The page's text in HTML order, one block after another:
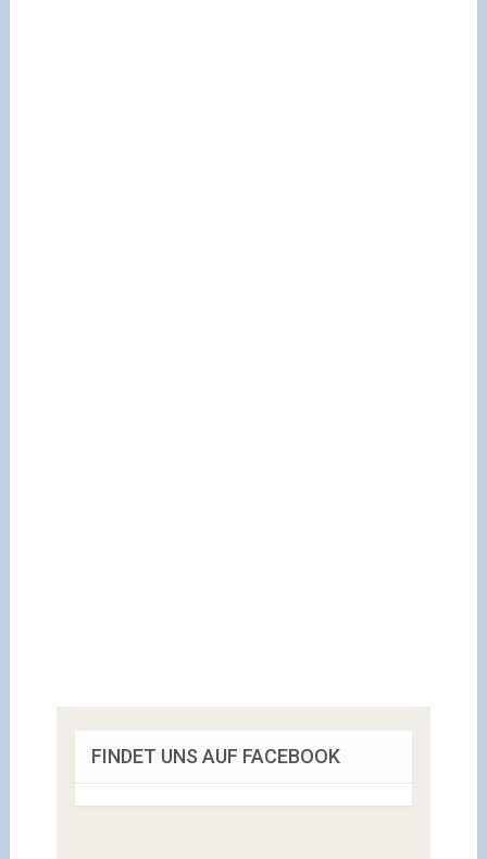
FINDET UNS AUF FACEBOOK